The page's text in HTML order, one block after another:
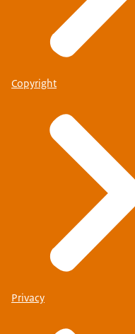
Copyright
Privacy